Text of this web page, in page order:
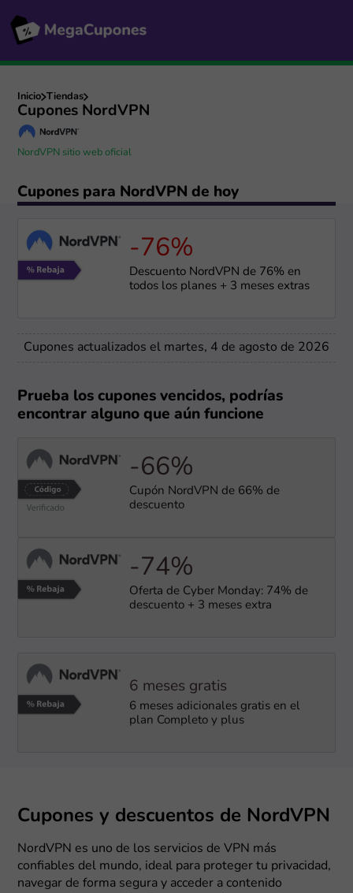
Inicio Tiendas
Cupones NordVPN
NordVPN sitio web oficial
Cupones para NordVPN de hoy
-76%
Descuento NordVPN de 76% en
todos los planes + 3 meses extras
Cupones actualizados el martes, 4 de agosto de 2026
Prueba los cupones vencidos, podrías
encontrar alguno que aún funcione
-66%
Cupón NordVPN de 66% de
descuento
-74%
Oferta de Cyber Monday: 74% de
descuento + 3 meses extra
6 meses gratis
6 meses adicionales gratis en el
plan Completo y plus
Cupones y descuentos de NordVPN
NordVPN es uno de los servicios de VPN más
confiables del mundo, ideal para proteger tu privacidad,
navegar de forma segura y acceder a contenido